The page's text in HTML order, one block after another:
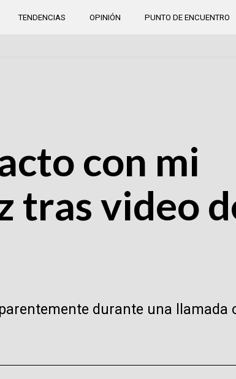
TENDENCIAS OPINIÓN PUNTO DE ENCUENTRO
con mi
tras video
durante una llamada